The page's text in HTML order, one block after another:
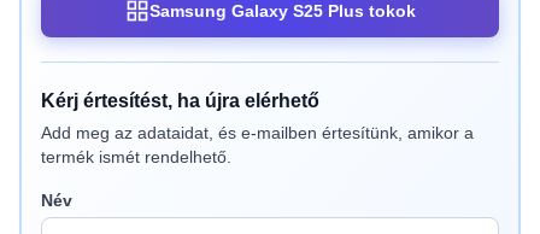
Samsung Galaxy S25 Plus tokok
Kérj értesítést, ha újra elérhető
Add meg az adataidat, és e-mailben értesítünk, amikor a
termék ismét rendelhető.
Név